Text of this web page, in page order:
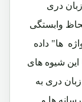
دری
وابستگی
ها" داده
این شیوه های
دری به
ها و